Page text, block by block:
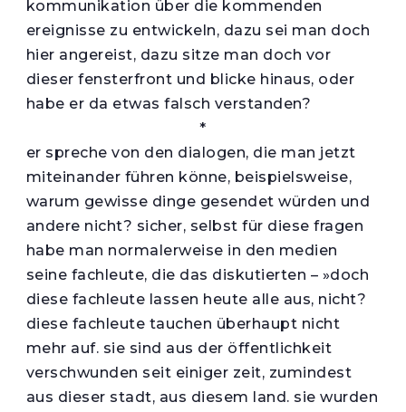
kommunikation über die kommenden
ereignisse zu entwickeln, dazu sei man doch
hier angereist, dazu sitze man doch vor
dieser fensterfront und blicke hinaus, oder
habe er da etwas falsch verstanden?
*
er spreche von den dialogen, die man jetzt
miteinander führen könne, beispielsweise,
warum gewisse dinge gesendet würden und
andere nicht? sicher, selbst für diese fragen
habe man normalerweise in den medien
seine fachleute, die das diskutierten – »doch
diese fachleute lassen heute alle aus, nicht?
diese fachleute tauchen überhaupt nicht
mehr auf. sie sind aus der öffentlichkeit
verschwunden seit einiger zeit, zumindest
aus dieser stadt, aus diesem land. sie wurden